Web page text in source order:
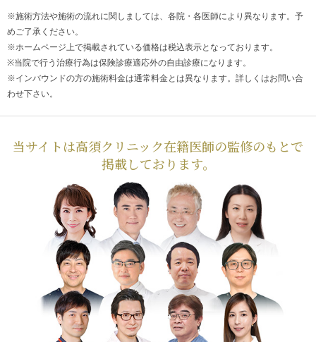
※施術方法や施術の流れに関しましては、各院・各医師により異なります。予
めご了承ください。
※ホームページ上で掲載されている価格は税込表示となっております。
※当院で行う治療行為は保険診療適応外の自由診療になります。
※インバウンドの方の施術料金は通常料金とは異なります。詳しくはお問い合
わせ下さい。
当サイトは高須クリニック在籍医師の監修のもとで
掲載しております。